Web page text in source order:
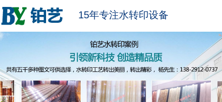
15年专注水转印设备